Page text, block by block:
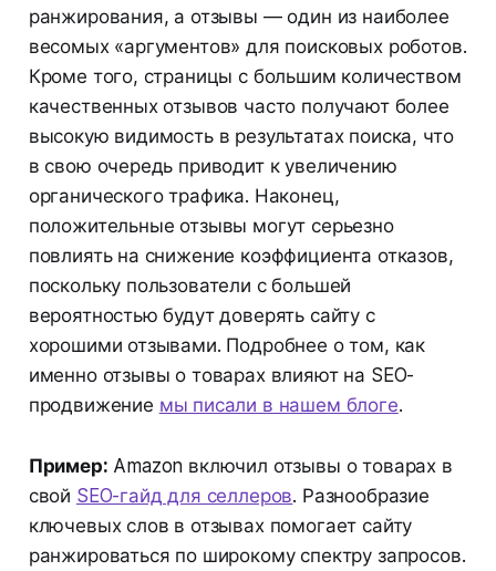
ранжирования, а отзывы — один из наиболее
весомых «аргументов» для поисковых роботов.
Кроме того, страницы с большим количеством
качественных отзывов часто получают более
высокую видимость в результатах поиска, что
в свою очередь приводит к увеличению
органического трафика. Наконец,
положительные отзывы могут серьезно
повлиять на снижение коэффициента отказов,
поскольку пользователи с большей
вероятностью будут доверять сайту с
хорошими отзывами. Подробнее о том, как
именно отзывы о товарах влияют на SEO-
продвижение мы писали в нашем блоге.
Пример: Amazon включил отзывы о товарах в
свой SEO-гайд для селлеров. Разнообразие
ключевых слов в отзывах помогает сайту
ранжироваться по широкому спектру запросов.